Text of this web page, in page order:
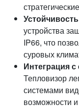
устройства
IP66, что
суровых
Интеграция
Тепловизор
системами
возможности